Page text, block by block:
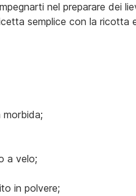
nel preparare dei
semplice con la ricotta
a velo;
in polvere;